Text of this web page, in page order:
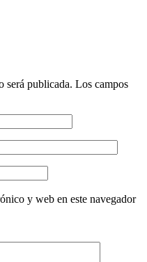
será publicada. Los campos
y web en este navegador